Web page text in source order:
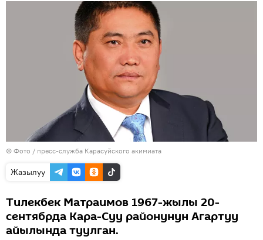
© Фото / пресс-служба Карасуйского акимиата
Жазылуу
Тилекбек Матраимов 1967-жылы 20-
сентябрда Кара-Суу районунун Агартуу
айылында туулган.